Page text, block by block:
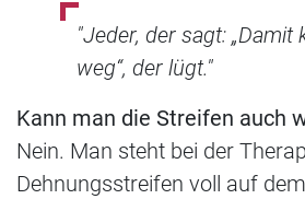
"Jeder, der sagt: „Damit
weg“, der lügt."
Kann man die Streifen auch
Nein. Man steht bei der
Dehnungsstreifen voll auf